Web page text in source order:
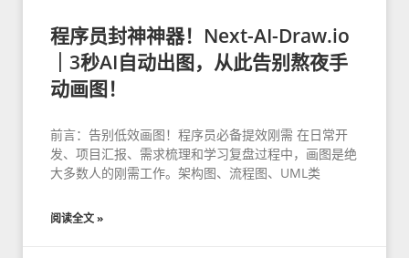
程序员封神神器！Next-AI-Draw.io
｜3秒AI自动出图，从此告别熬夜手
动画图！
前言：告别低效画图！程序员必备提效刚需 在日常开
发、项目汇报、需求梳理和学习复盘过程中，画图是绝
大多数人的刚需工作。架构图、流程图、UML类
阅读全文 »